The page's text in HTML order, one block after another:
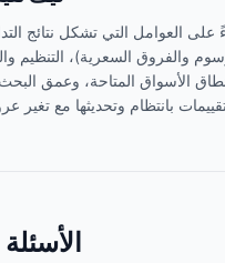
على العوامل التي تشكل نتائج
والفروق السعرية)، التنظيم
الأسواق المتاحة، وعمق البحث